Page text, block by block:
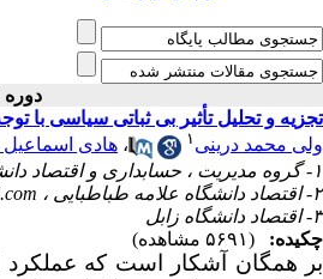
دوره ۶، شماره ۳ - ( پژوهش های سیاسی جهان اسلام ۱۳۹۵ )
تجزیه و تحلیل تأثیر بی ثباتی سیاسی با
ولی محمد درینی ۱ ، هادی اسماعیل
۱- گروه مدیریت ، حسابداری و اقتصاد دانشگاه پیام نور تهران
۲- اقتصاد دانشگاه علامه طباطبایی ،
۳- اقتصاد دانشگاه زابل
چکیده:
(۵۶۹۱ مشاهده)
بر همگان آشکار است که عملکرد